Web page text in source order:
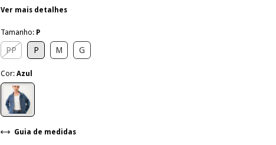
Ver mais detalhes
Tamanho: P
PP P M G
Cor: Azul
Guia de medidas